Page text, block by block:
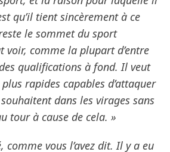
qu’il tient sincèrement à ce
le sommet du sport
voir, comme la plupart d’entre
des qualifications à fond. Il veut
rapides capables d’attaquer
dans les virages sans
tour à cause de cela. »
comme vous l’avez dit. Il y a eu